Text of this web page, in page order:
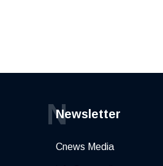
Newsletter
N
Cnews Media